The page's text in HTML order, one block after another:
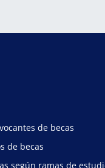
de becas
de becas
según ramas de